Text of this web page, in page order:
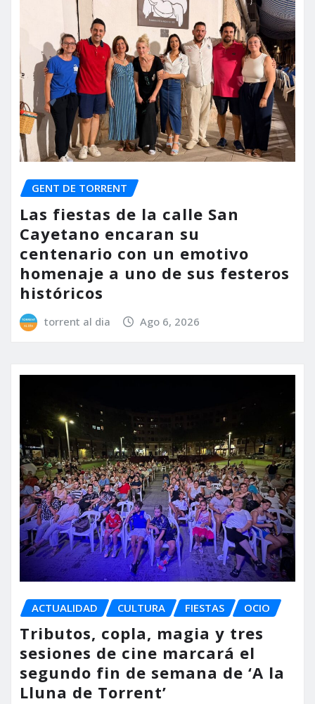
GENT DE TORRENT
Las fiestas de la calle San
Cayetano encaran su
centenario con un emotivo
homenaje a uno de sus festeros
históricos
torrent al dia Ago 6, 2026
ACTUALIDAD CULTURA FIESTAS OCIO
Tributos, copla, magia y tres
sesiones de cine marcará el
segundo fin de semana de ‘A la
Lluna de Torrent’